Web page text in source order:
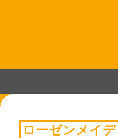
ローゼンメイ